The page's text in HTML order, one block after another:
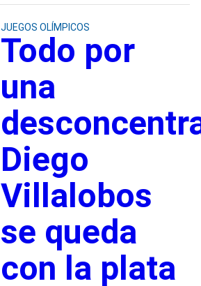
JUEGOS OLÍMPICOS
Todo por
una
Diego
Villalobos
se queda
con la plata